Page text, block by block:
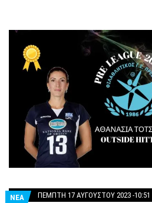
ΝΕΑ ΠΈΜΠΤΗ 17 ΑΥΓΟΎΣΤΟΥ 2023 -10:51